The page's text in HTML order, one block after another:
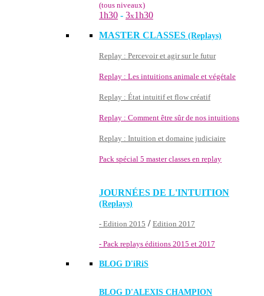
(tous niveaux)
1h30 - 3x1h30
MASTER CLASSES (Replays)
Replay : Percevoir et agir sur le futur
Replay : Les intuitions animale et végétale
Replay : État intuitif et flow créatif
Replay : Comment être sûr de nos intuitions
Replay : Intuition et domaine judiciaire
Pack spécial 5 master classes en replay
JOURNÉES DE L'INTUITION
(Replays)
- Edition 2015 / Edition 2017
- Pack replays éditions 2015 et 2017
BLOG D'iRiS
BLOG D'ALEXIS CHAMPION